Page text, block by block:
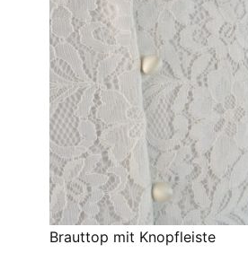
Brauttop mit Knopfleiste